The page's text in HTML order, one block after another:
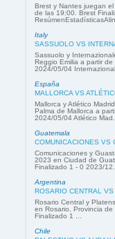
Brest y Nantes juegan
de las 19:00. Brest
Italy
SASSUOLO VS
Sassuolo y
Reggio Emilia a partir
2024/05/04
España
MALLORCA VS
Mallorca y Atlético
Palma de Mallorca a
2024/05/04 Atlético
Guatemala
COMUNICACIONES VS
Comunicaciones y
2023 en Ciudad de
Finalizado 1 - 0 2023/
Argentina
ROSARIO CENTRAL
Rosario Central y
en Rosario, Provincia
Finalizado 1 ...
Chile